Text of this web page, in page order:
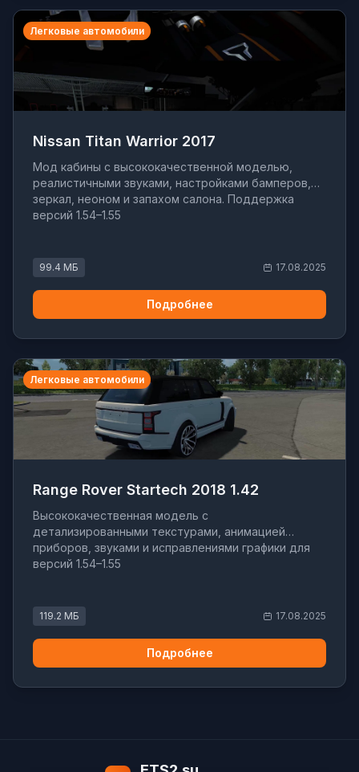
Легковые автомобили
Nissan Titan Warrior 2017
Мод кабины с высококачественной моделью,
реалистичными звуками, настройками бамперов,
зеркал, неоном и запахом салона. Поддержка
версий 1.54–1.55
99.4 МБ 17.08.2025
Подробнее
Легковые автомобили
Range Rover Startech 2018 1.42
Высококачественная модель с
детализированными текстурами, анимацией
приборов, звуками и исправлениями графики для
версий 1.54–1.55
119.2 МБ 17.08.2025
Подробнее